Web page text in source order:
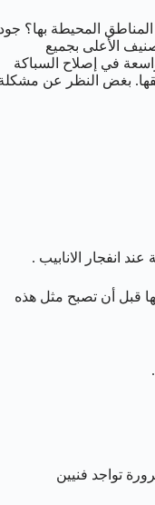
المحيطة بها؟
الأعلى بجميع
في إصلاح السباكة
بغض النظر عن
انفجار الانابيب .
قبل أن تصبح مثل هذه
تواجد فنيين